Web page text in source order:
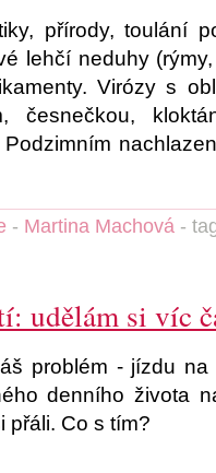
přírody, toulání
lehčí neduhy
Virózy s
česnečkou,
Podzimním
- Martina Machová -
udělám si víc
problém - jízdu na
denního života
přáli. Co s tím?